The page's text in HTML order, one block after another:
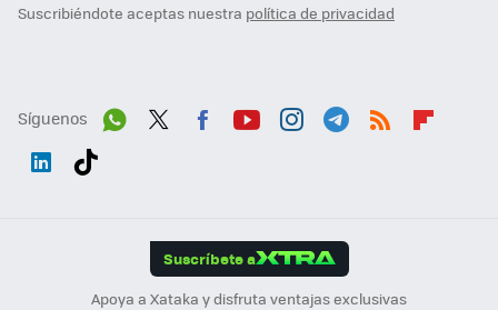
Suscribiéndote aceptas nuestra política de privacidad
Síguenos
Suscríbete a
Apoya a Xataka y disfruta ventajas exclusivas